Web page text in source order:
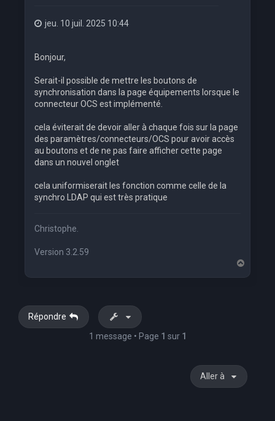
jeu. 10 juil. 2025 10:44
Bonjour,
Serait-il possible de mettre les boutons de
synchronisation dans la page équipements lorsque le
connecteur OCS est implémenté.
cela éviterait de devoir aller à chaque fois sur la page
des paramètres/connecteurs/OCS pour avoir accès
au boutons et de ne pas faire afficher cette page
dans un nouvel onglet
cela uniformiserait les fonction comme celle de la
synchro LDAP qui est très pratique
Christophe.
Version 3.2.59
a
Répondre
1 message • Page 1 sur 1
Aller à